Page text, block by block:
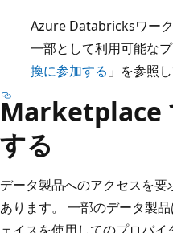
Azure Databricksワー
一部として利用可能な
換に参加する 」を参照
Marketplace
する
データ製品へのアクセスを
あります。 一部のデータ製
ェイスを使用してのプロバイ